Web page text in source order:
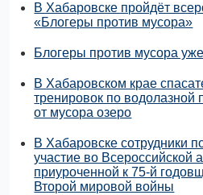
В Хабаровске пройдёт
«Блогеры против мусора»
Блогеры против мусора уже
В Хабаровском крае
тренировок по водолазной
от мусора озеро
В Хабаровске сотрудники
участие во Всероссийской
приуроченной к 75-й
Второй мировой войны